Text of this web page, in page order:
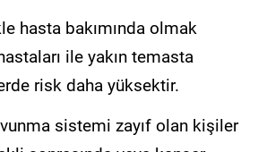
hasta bakımında olmak
ile yakın temasta
risk daha yüksektir.
sistemi zayıf olan kişiler